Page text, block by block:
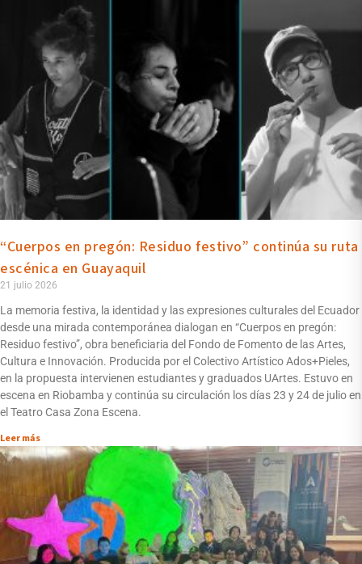
“Cuerpos en pregón: Residuo festivo” continúa su ruta
escénica en Guayaquil
21 julio 2026
La memoria festiva, la identidad y las expresiones culturales del Ecuador
desde una mirada contemporánea dialogan en “Cuerpos en pregón:
Residuo festivo”, obra beneficiaria del Fondo de Fomento de las Artes,
Cultura e Innovación. Producida por el Colectivo Artístico Ados+Pieles,
en la propuesta intervienen estudiantes y graduados UArtes. Estuvo en
escena en Riobamba y continúa su circulación los días 23 y 24 de julio en
el Teatro Casa Zona Escena.
Leer más